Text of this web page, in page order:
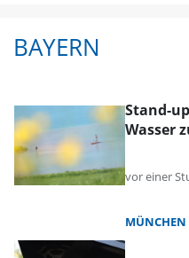
BAYERN
Stand-
Wasser
vor einer
MÜNCHEN